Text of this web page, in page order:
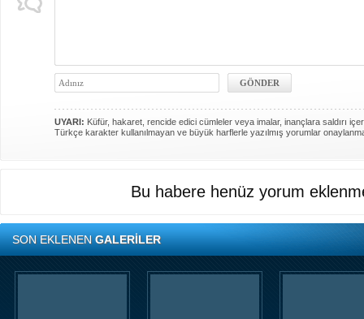
UYARI: Küfür, hakaret, rencide edici cümleler veya imalar, inançlara saldırı
Türkçe karakter kullanılmayan ve büyük harflerle yazılmış yorumlar
Bu habere henüz yorum
SON EKLENENGALERİLER